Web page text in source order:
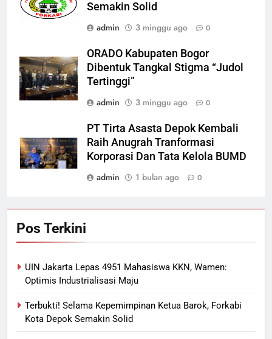
Semakin Solid
admin
3 minggu ago 0
ORADO Kabupaten Bogor
Dibentuk Tangkal Stigma “Judol
Tertinggi”
admin
3 minggu ago 0
PT Tirta Asasta Depok Kembali
Raih Anugrah Tranformasi
Korporasi Dan Tata Kelola BUMD
admin
1 bulan ago 0
Pos Terkini
UIN Jakarta Lepas 4951 Mahasiswa KKN, Wamen:
Optimis Industrialisasi Maju
Terbukti! Selama Kepemimpinan Ketua Barok, Forkabi
Kota Depok Semakin Solid